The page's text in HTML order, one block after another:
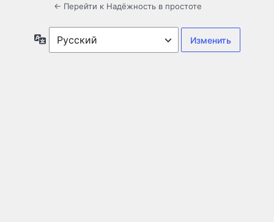
← Перейти к Надёжность в простоте
Язык